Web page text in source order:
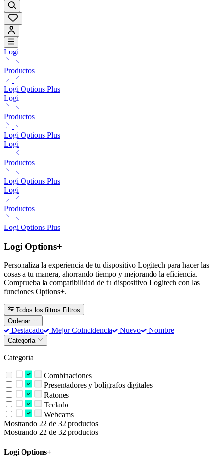
Logi
Productos
Logi Options Plus
Logi
Productos
Logi Options Plus
Logi
Productos
Logi Options Plus
Logi
Productos
Logi Options Plus
Logi Options+
Personaliza la experiencia de tu dispositivo Logitech para hacer las
cosas a tu manera, ahorrando tiempo y mejorando la eficiencia.
Comprueba la compatibilidad de tu dispositivo Logitech con las
funciones Options+.
Todos los filtros Filtros
Ordenar
Destacado Mejor Coincidencia Nuevo Nombre
Categoría
Categoría
Combinaciones
Presentadores y bolígrafos digitales
Ratones
Teclado
Webcams
Mostrando 22 de 32 productos
Mostrando 22 de 32 productos
Logi Options+